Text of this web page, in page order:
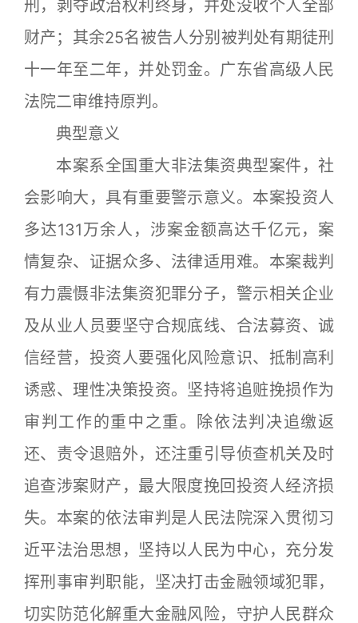
刑，剥夺政治权利终身，并处没收个人全部
财产；其余25名被告人分别被判处有期徒刑
十一年至二年，并处罚金。广东省高级人民
法院二审维持原判。
典型意义
本案系全国重大非法集资典型案件，社
会影响大，具有重要警示意义。本案投资人
多达131万余人，涉案金额高达千亿元，案
情复杂、证据众多、法律适用难。本案裁判
有力震慑非法集资犯罪分子，警示相关企业
及从业人员要坚守合规底线、合法募资、诚
信经营，投资人要强化风险意识、抵制高利
诱惑、理性决策投资。坚持将追赃挽损作为
审判工作的重中之重。除依法判决追缴返
还、责令退赔外，还注重引导侦查机关及时
追查涉案财产，最大限度挽回投资人经济损
失。本案的依法审判是人民法院深入贯彻习
近平法治思想，坚持以人民为中心，充分发
挥刑事审判职能，坚决打击金融领域犯罪，
切实防范化解重大金融风险，守护人民群众